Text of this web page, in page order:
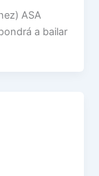
ASA
a bailar